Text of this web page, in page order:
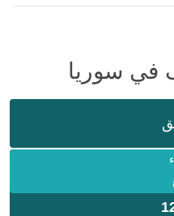
في سوريا